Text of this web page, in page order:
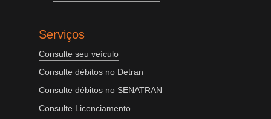
Serviços
Consulte seu veículo
Consulte débitos no Detran
Consulte débitos no SENATRAN
Consulte Licenciamento